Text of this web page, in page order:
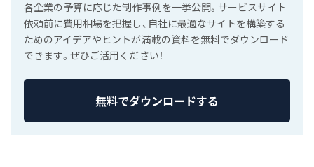
各企業の予算に応じた制作事例を一挙公開。サービスサイト
依頼前に費用相場を把握し、自社に最適なサイトを構築する
ためのアイデアやヒントが満載の資料を無料でダウンロード
できます。ぜひご活用ください！
無料でダウンロードする